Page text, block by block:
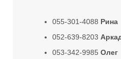
055-301-4088 Рина
052-639-8203
053-342-9985Олег